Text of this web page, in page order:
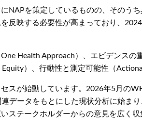
NAPを策定しているものの、そのう
反映する必要性が高まっており、
Health Approach）、エビデンスの
）、行動性と測定可能性（
スが始動しています。2026年5月の
データをもとにした現状分析に始ま
ステークホルダーからの意見を広く